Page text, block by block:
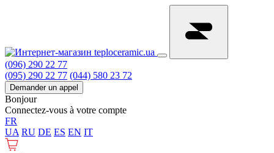
(096) 290 22 77
(095) 290 22 77 (044) 580 23 72
Demander un appel
Bonjour
Connectez-vous à votre compte
FR
UA RU DE ES EN IT